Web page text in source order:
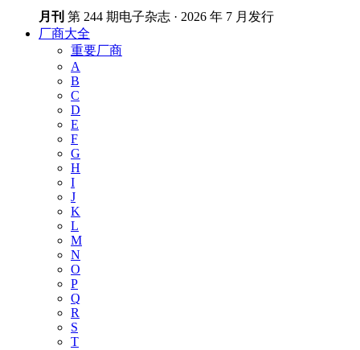
月刊 第 244 期电子杂志 · 2026 年 7 月发行
厂商大全
重要厂商
A
B
C
D
E
F
G
H
I
J
K
L
M
N
O
P
Q
R
S
T